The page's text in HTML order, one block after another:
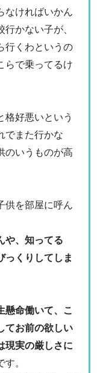
なければいかん
かない子が、
行くわというの
らで乗ってるけ
好悪いという
でまた行かな
のいうものが高
供を部屋に呼ん
や、知ってる
っくりしてしま
懸命働いて、こ
てお前の欲しい
現実の厳しさに
す。